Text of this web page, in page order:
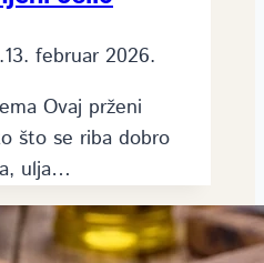
13. februar 2026.
Ovaj prženi
što se riba dobro
ulja…